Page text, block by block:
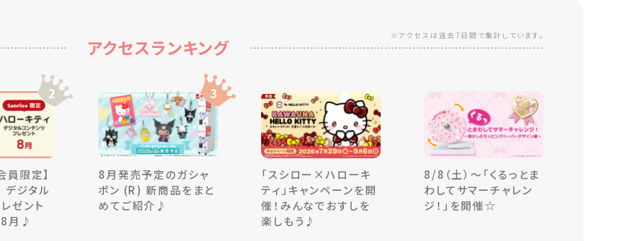
※アクセスは過去7日間で集計しています。
アクセスランキング
2
限定】
デジタル
ゼント
8月♪
3
8月発売予定のガシャ
ポン (R) 新商品をまと
めてご紹介♪
「スシロー×ハローキ
ティ」キャンペーンを開
催！みんなでおすしを
楽しもう♪
8/8（土）～「くるっとま
わしてサマーチャレン
ジ！」を開催☆